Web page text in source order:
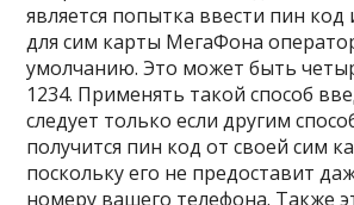
является попытка ввести пин
для сим карты МегаФона
умолчанию. Это может быть
1234. Применять такой способ
следует только если другим
получится пин код от своей сим
поскольку его не предоставит
номеру вашего телефона. Также